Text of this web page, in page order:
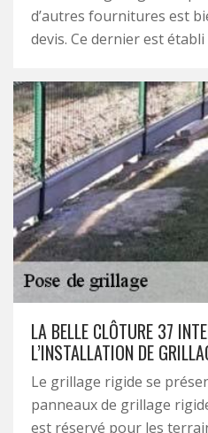
d’autres fournitures est
devis. Ce dernier est
LA BELLE CLÔTURE 37
L’INSTALLATION DE
Le grillage rigide se
panneaux de grillage
est réservé pour les